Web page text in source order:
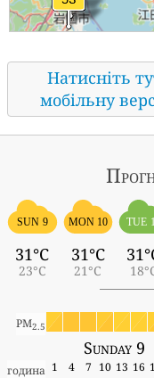
Натисніть
мобільну
SUN 9
31°C
23°C
MON 10
31°C
21°C
TUE
PM2.5
Sunday 9
година 1 4 7 10 13 16